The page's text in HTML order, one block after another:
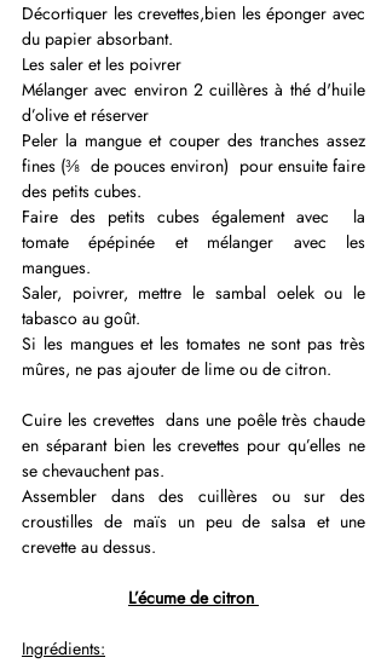
Décortiquer les crevettes,bien les éponger avec
du papier absorbant.
Les saler et les poivrer
Mélanger avec environ 2 cuillères à thé d'huile
d’olive et réserver
Peler la mangue et couper des tranches assez
fines (⅜  de pouces environ)  pour ensuite faire
des petits cubes.
Faire des petits cubes également avec  la
tomate épépinée et mélanger avec les
mangues.
Saler, poivrer, mettre le sambal oelek ou le
tabasco au goût.
Si les mangues et les tomates ne sont pas très
mûres, ne pas ajouter de lime ou de citron.
Cuire les crevettes  dans une poêle très chaude
en séparant bien les crevettes pour qu’elles ne
se chevauchent pas.
Assembler dans des cuillères ou sur des
croustilles de maïs un peu de salsa et une
crevette au dessus.
L’écume de citron
Ingrédients: